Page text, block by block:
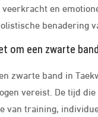
en
benadering
om een zwarte
zwarte band in
vereist. De tijd
van training,